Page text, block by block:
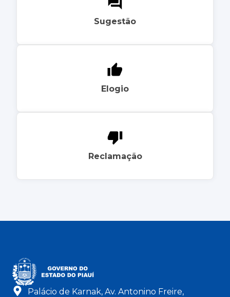
Sugestão
Elogio
Reclamação
Palácio de Karnak, Av. Antonino Freire,